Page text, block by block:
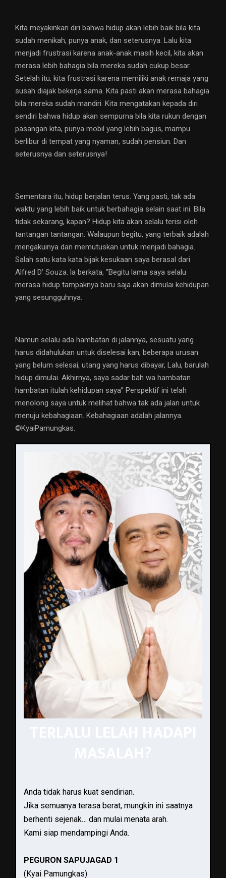
Kita meyakinkan diri bahwa hidup akan lebih baik bila kita
sudah menikah, punya anak, dan seterusnya. Lalu kita
menjadi frustrasi karena anak-anak masih kecil, kita akan
merasa lebih bahagia bila mereka sudah cukup besar.
Setelah itu, kita frustrasi karena memiliki anak remaja yang
susah diajak bekerja sama. Kita pasti akan merasa bahagia
bila mereka sudah mandiri. Kita mengatakan kepada diri
sendiri bahwa hidup akan sempurna bila kita rukun dengan
pasangan kita, punya mobil yang lebih bagus, mampu
berlibur di tempat yang nyaman, sudah pensiun. Dan
seterusnya dan seterusnya!
Sementara itu, hidup berjalan terus. Yang pasti, tak ada
waktu yang lebih baik untuk berbahagia selain saat ini. Bila
tidak sekarang, kapan? Hidup kita akan selalu terisi oleh
tantangan tantangan. Walaupun begitu, yang terbaik adalah
mengakuinya dan memutuskan untuk menjadi bahagia.
Salah satu kata kata bijak kesukaan saya berasal dari
Alfred D’ Souza. la berkata, “Begitu lama saya selalu
merasa hidup tampaknya baru saja akan dimulai kehidupan
yang sesungguhnya.
Namun selalu ada hambatan di jalannya, sesuatu yang
harus didahulukan untuk diselesai kan, beberapa urusan
yang belum selesai, utang yang harus dibayar, Lalu, barulah
hidup dimulai. Akhirnya, saya sadar bah wa hambatan
hambatan itulah kehidupan saya” Perspektif ini telah
menolong saya untuk melihat bahwa tak ada jalan untuk
menuju kebahagiaan. Kebahagiaan adalah jalannya.
©️KyaiPamungkas.
Anda tidak harus kuat sendirian.
Jika semuanya terasa berat, mungkin ini saatnya
berhenti sejenak… dan mulai menata arah.
Kami siap mendampingi Anda.
PEGURON SAPUJAGAD 1
(Kyai Pamungkas)